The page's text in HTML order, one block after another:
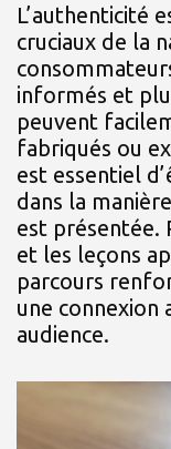
L’authenticité
cruciaux de la
informés et
peuvent
fabriqués ou
est essentiel
dans la
est présentée.
et les leçons
parcours
une connexion
audience.